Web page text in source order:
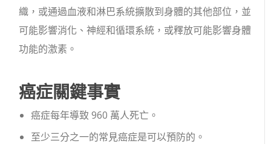
織，或通過血液和淋巴系統擴散到身體的其他部位，並
可能影響消化、神經和循環系統，或釋放可能影響身體
功能的激素。
癌症關鍵事實
癌症每年導致 960 萬人死亡。
至少三分之一的常見癌症是可以預防的。